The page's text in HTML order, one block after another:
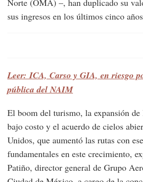
sus ingresos en los últimos cinco
Leer: ICA, Carso y GIA, en riesgo
pública del NAIM
El boom del turismo, la expansión de
bajo costo y el acuerdo de cielos
Unidos, que aumentó las rutas con
fundamentales en este crecimiento,
Patiño, director general de Grupo